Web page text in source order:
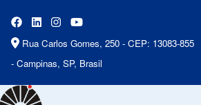
Rua Carlos Gomes, 250 - CEP: 13083-855
- Campinas, SP, Brasil